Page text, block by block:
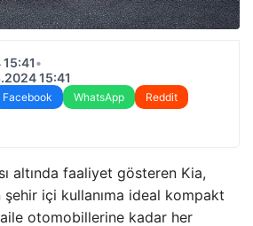
•
15:41
Facebook WhatsApp
Reddit
altında faaliyet gösteren Kia,
içi kullanıma ideal kompakt
otomobillerine kadar her